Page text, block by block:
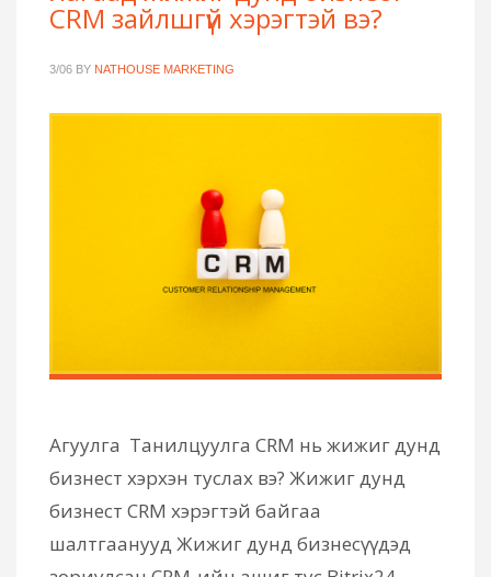
CRM зайлшгүй хэрэгтэй вэ?
3/06 BY NATHOUSE MARKETING
Агуулга Танилцуулга CRM нь жижиг дунд
бизнест хэрхэн туслах вэ? Жижиг дунд
бизнест CRM хэрэгтэй байгаа
шалтгаанууд Жижиг дунд бизнесүүдэд